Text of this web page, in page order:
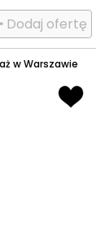
Dodaj ofertę
w Warszawie